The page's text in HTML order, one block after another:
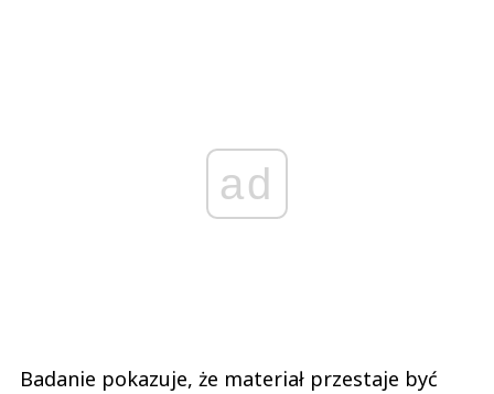
ad
Badanie pokazuje, że materiał przestaje być